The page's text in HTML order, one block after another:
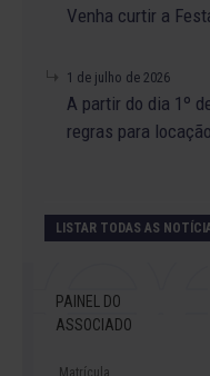
Venha curtir a
1 de julho de 2026
A partir do dia 1º
regras para
LISTAR TODAS AS
PAINEL DO
ASSOCIADO